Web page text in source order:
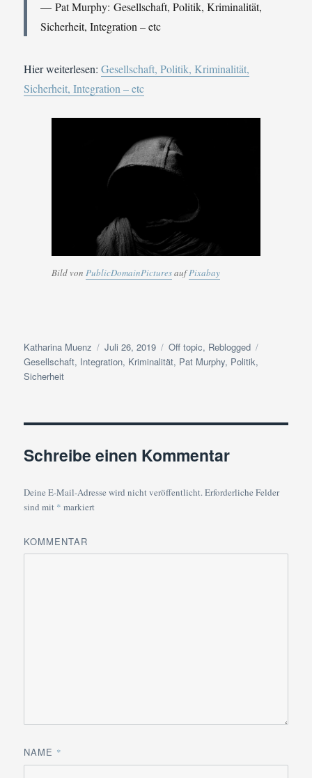
Pat Murphy: Gesellschaft, Politik, Kriminalität,
Sicherheit, Integration – etc
Hier weiterlesen:Gesellschaft, Politik, Kriminalität,
Sicherheit, Integration – etc
Bild von PublicDomainPicturesaufPixabay
Autor
Katharina Muenz
Veröffentlicht
am
Juli 26, 2019 Kategorien
Off topic, Reblogged
Gesellschaft, Integration, Kriminalität, Pat Murphy, Politik,
Sicherheit
Schreibe einen Kommentar
Deine E-Mail-Adresse wird nicht veröffentlicht.Erforderliche Felder
sind mit * markiert
KOMMENTAR
NAME *